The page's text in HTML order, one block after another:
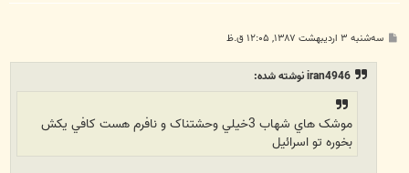
پ سه‌شنبه ۳ اردیبهشت ۱۳۸۷, ۱۲:۰۵ ق.ظ
iran4946 نوشته شده:
موشک هاي شهاب 3خيلي وحشتناک و نافرم هست کافي يکش
بخوره تو اسرائيل